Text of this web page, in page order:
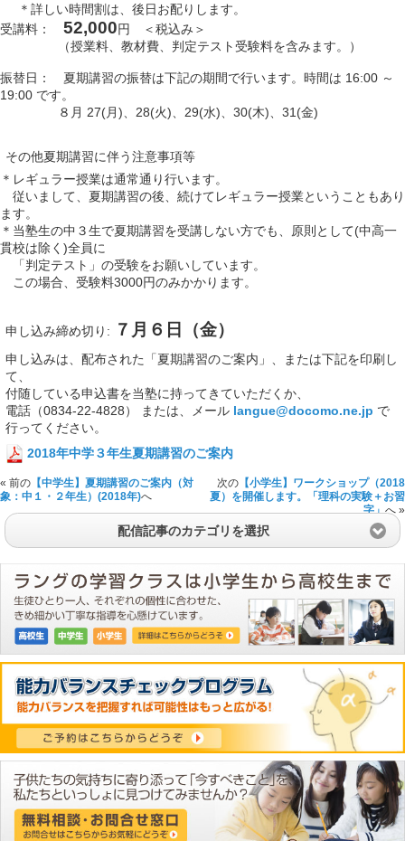
＊詳しい時間割は、後日お配りします。
受講料： 52,000円 ＜税込み＞
（授業料、教材費、判定テスト受験料を含みます。）
振替日： 夏期講習の振替は下記の期間で行います。時間は 16:00 ～
19:00 です。
８月 27(月)、28(火)、29(水)、30(木)、31(金)
その他夏期講習に伴う注意事項等
＊レギュラー授業は通常通り行います。
従いまして、夏期講習の後、続けてレギュラー授業ということもあり
ます。
＊当塾生の中３生で夏期講習を受講しない方でも、原則として(中高一
貫校は除く)全員に
「判定テスト」の受験をお願いしています。
この場合、受験料3000円のみかかります。
申し込み締め切り: ７月６日（金）
申し込みは、配布された「夏期講習のご案内」、または下記を印刷し
て、
付随している申込書を当塾に持ってきていただくか、
電話（0834-22-4828） または、メール langue@docomo.ne.jp で
行ってください。
2018年中学３年生夏期講習のご案内
« 前の 【中学生】夏期講習のご案内（対
象：中１・２年生）(2018年)へ
次の 【小学生】ワークショップ（2018
夏）を開催します。「理科の実験＋お習
字」 へ »
配信記事のカテゴリを選択